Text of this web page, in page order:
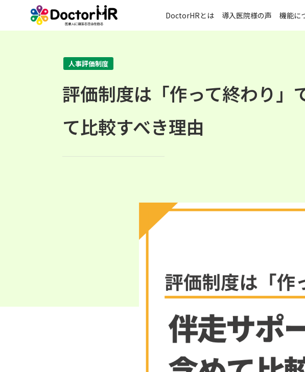
DoctorHRとは 導入医院様の声 機能に
人事評価制度
評価制度は「作って終わり
て比較すべき理由